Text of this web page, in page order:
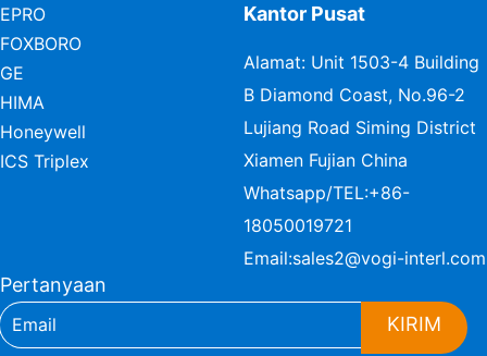
EPRO
FOXBORO
GE
HIMA
Honeywell
ICS Triplex
Kantor Pusat
Alamat: Unit 1503-4 Building
B Diamond Coast, No.96-2
Lujiang Road Siming District
Xiamen Fujian China
Whatsapp/TEL:+86-
18050019721
Email:sales2@vogi-interl.com
Pertanyaan
KIRIM